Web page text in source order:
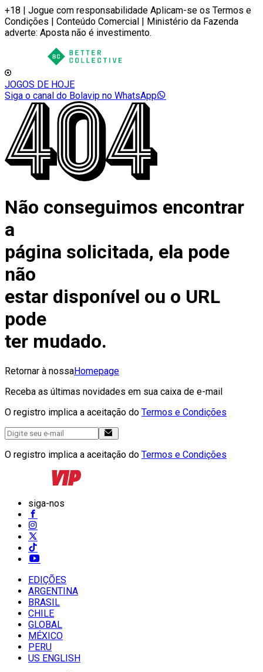
+18 | Jogue com responsabilidade Aplicam-se os Termos e
Condições | Conteúdo Comercial | Ministério da Fazenda
adverte: Aposta não é investimento.
JOGOS DE HOJE
Siga o canal do Bolavip no WhatsApp
Não conseguimos encontrar
a
página solicitada, ela pode
não
estar disponível ou o URL
pode
ter mudado.
Retornar à nossaHomepage
Receba as últimas novidades em sua caixa de e-mail
O registro implica a aceitação do Termos e Condições
O registro implica a aceitação do Termos e Condições
siga-nos
EDIÇÕES
ARGENTINA
BRASIL
CHILE
GLOBAL
MÉXICO
PERU
US ENGLISH